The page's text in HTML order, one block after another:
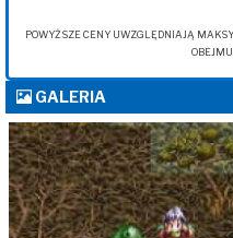
POWYŻSZE CENY UWZGLĘDNIAJĄ
GALERIA